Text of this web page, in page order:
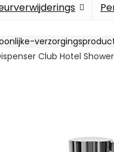
Club Hotel